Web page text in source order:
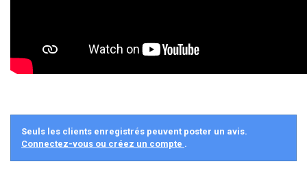
Seuls les clients enregistrés peuvent poster un avis.
Connectez-vous ou créez un compte .